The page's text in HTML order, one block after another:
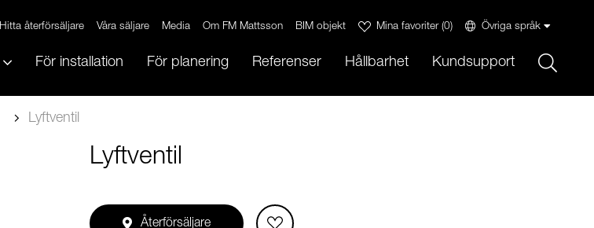
Hitta återförsäljare Våra säljare Media Om FM Mattsson BIM objekt Mina favoriter(0) Övriga språk
För installation För planering Referenser Hållbarhet Kundsupport
Lyftventil
Lyftventil
Återförsäljare